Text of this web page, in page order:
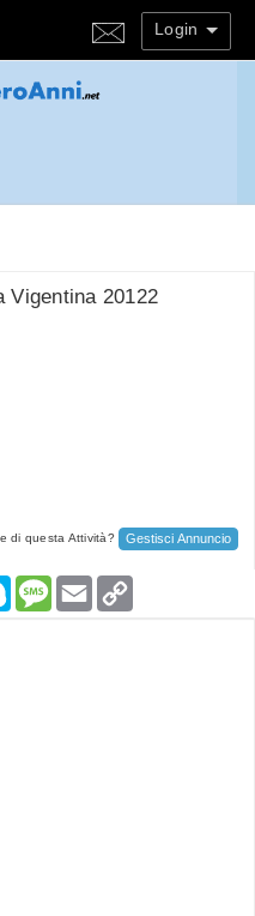
Login
Vigentina 20122
di questa Attività? Gestisci Annuncio
SkypeMessage
Email